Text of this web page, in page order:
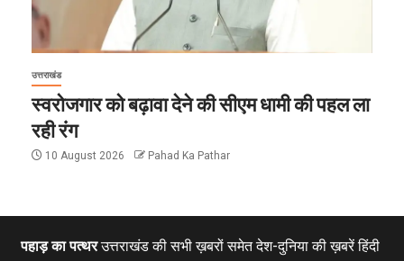
उत्तराखंड
स्वरोजगार को बढ़ावा देने की सीएम धामी की पहल ला
रही रंग
10 August 2026 Pahad Ka Pathar
पहाड़ का पत्थरउत्तराखंड की सभी ख़बरों समेत देश-दुनिया की ख़बरें हिंदी